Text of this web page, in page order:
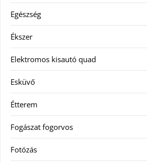
Egészség
Ékszer
Elektromos kisautó quad
Esküvő
Étterem
Fogászat fogorvos
Fotózás